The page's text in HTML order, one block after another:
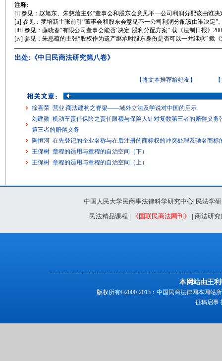
注释:
[i] 参见：赵旭东、朱慈蕴主张“董事会和股东会意见不一公司利润分配该由谁决
[ii] 参见：罗培新主张前引“董事会和股东会意见不一公司利润分配该由谁决定”
[iii] 参见：藤晓春“有限公司董事会能否‘决定’股利分配方案” 载《法制日报》
[iv] 参见：朱慈蕴的主张“股权作为遗产继承时股东身份是否可以一并继承” 载
出处:《中日民商法研究第八卷》
【将文本推荐给好友】
徐喜荣 营业:商法建构之脊梁——域外立法及学说对中国的启示
刘建勋 机动车责任保险之责任限额与保险人针对复数第三者的赔偿义
第三者的赔偿义务
陶恒河 在先登记的企业名称与在后注册的商标权的冲突处理及驰名商标
王保树 章程的适用与章程的自治空间（下）
王保树 章程的适用与章程的自治空间（上）
中国人民大学民商事法律科学研究中心| 民法学
民法精品课程 | 《国联民商法网刊》 | 商法研究
本网站由王
版权所有©2000-2013：中国民商法律网本网站
征稿启事